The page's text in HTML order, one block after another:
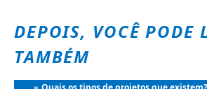
DEPOIS, VOCÊ PODE
TAMBÉM